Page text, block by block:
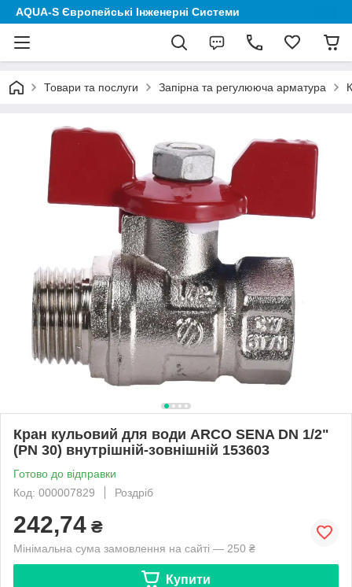
AQUA-S Європейські Інженерні Системи
Товари та послуги Запірна та регулююча арматура
Кран кульовий для води ARCO SENA DN 1/2"
(PN 30) внутрішній-зовнішній 153603
Готово до відправки
Код: 000007829
Роздріб
242,74 ₴
Мінімальна сума замовлення на сайті — 250 ₴
Купити